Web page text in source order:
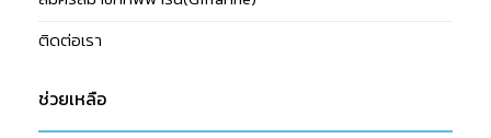
ติดต่อเรา
ช่วยเหลือ